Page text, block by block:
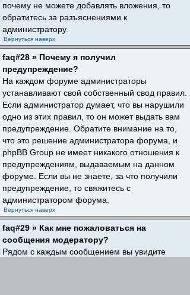
почему не можете добавлять вложения, то
обратитесь за разъяснениями к
администратору.
Вернуться наверх
faq#28 » Почему я получил
предупреждение?
На каждом форуме администраторы
устанавливают свой собственный свод правил.
Если администратор думает, что вы нарушили
одно из этих правил, то он может выдать вам
предупреждение. Обратите внимание на то,
что это решение администратора форума, и
phpBB Group не имеет никакого отношения к
предупреждениям, выдаваемым на данном
форуме. Если вы не знаете, за что получили
предупреждение, то свяжитесь с
администратором форума.
Вернуться наверх
faq#29 » Как мне пожаловаться на
сообщения модератору?
Рядом с каждым сообщением вы увидите